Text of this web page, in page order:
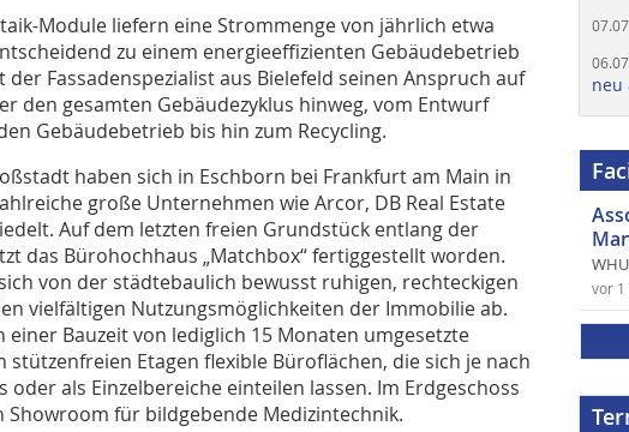
Module liefern eine Strommenge von jährlich etwa
zu einem energieeffizienten Gebäudebetrieb
Fassadenspezialist aus Bielefeld seinen Anspruch auf
den gesamten Gebäudezyklus hinweg, vom Entwurf
Gebäudebetrieb bis hin zum Recycling.
haben sich in Eschborn bei Frankfurt am Main in
große Unternehmen wie Arcor, DB Real Estate
Auf dem letzten freien Grundstück entlang der
das Bürohochhaus „Matchbox“ fertiggestellt worden.
von der städtebaulich bewusst ruhigen, rechteckigen
vielfältigen Nutzungsmöglichkeiten der Immobilie ab.
einer Bauzeit von lediglich 15 Monaten umgesetzte
Etagen flexible Büroflächen, die sich je nach
als Einzelbereiche einteilen lassen. Im Erdgeschoss
Showroom für bildgebende Medizintechnik.
neu
vor 1